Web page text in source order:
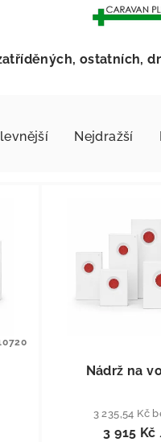
ostatních,
Nejdražší
Nádrž na
3 235,54 Kč
3 915 Kč